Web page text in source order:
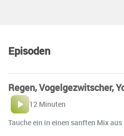
Episoden
Regen, Vogelgezwitscher,
12 Minuten
Tauche ein in einen sanften Mix